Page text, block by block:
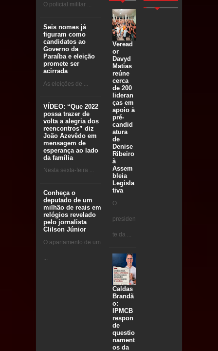
O policial militar ...
Seis nomes já
figuram como
candidatos ao
Governo da
Paraíba e eleição
promete ser
acirrada
As eleições de ...
VÍDEO: “Que 2022
possa trazer de
volta a alegria dos
reencontros” diz
João Azevêdo em
mensagem de
esperança ao lado
da família
Nesta sexta-feira ...
Conheça o
deputado de um
milhão de reais em
relógios revelado
pelo jornalista
Clilson Júnior
O apartamento de um
...
Veread
or
Davyd
Matias
reúne
cerca
de 200
lideran
ças em
apoio à
pré-
candid
atura
de
Denise
Ribeiro
à
Assem
bleia
Legisla
tiva
O
presiden
te da ...
Caldas
Brandã
o:
IPMCB
respon
de
questio
nament
os da